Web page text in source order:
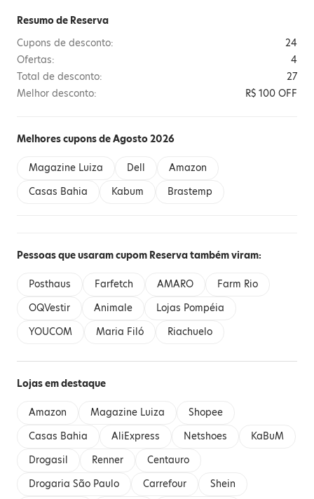
Resumo de Reserva
Cupons de desconto:
24
Ofertas:
4
Total de desconto:
27
Melhor desconto:
R$ 100 OFF
Melhores cupons de Agosto 2026
Magazine Luiza Dell
Amazon
Casas Bahia
Kabum Brastemp
Pessoas que usaram cupom Reserva também viram:
Posthaus Farfetch AMARO
Farm Rio
OQVestir
Animale
Lojas Pompéia
YOUCOM
Maria Filó Riachuelo
Lojas em destaque
Amazon Magazine Luiza
Shopee
Casas Bahia
AliExpress Netshoes
KaBuM
Drogasil
Renner
Centauro
Drogaria São Paulo
Carrefour
Shein